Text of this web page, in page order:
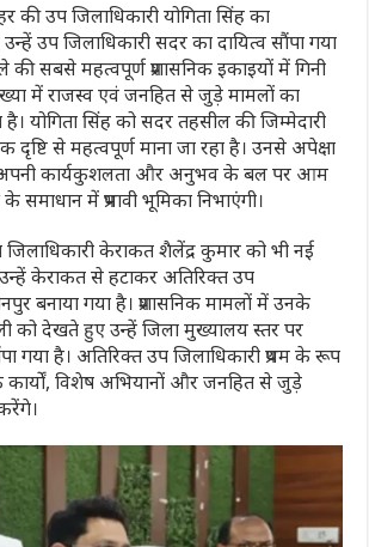
की उप जिलाधिकारी योगिता सिंह का
उप जिलाधिकारी सदर का दायित्व सौंपा गया
सबसे महत्वपूर्ण प्रशासनिक इकाइयों में गिनी
में राजस्व एवं जनहित से जुड़े मामलों का
है। योगिता सिंह को सदर तहसील की जिम्मेदारी
दृष्टि से महत्वपूर्ण माना जा रहा है। उनसे अपेक्षा
अपनी कार्यकुशलता और अनुभव के बल पर आम
में प्रभावी भूमिका निभाएंगी।
केराकत शैलेंद्र कुमार को भी नई
उन्हें केराकत से हटाकर अतिरिक्त उप
बनाया गया है। प्रशासनिक मामलों में उनके
को देखते हुए उन्हें जिला मुख्यालय स्तर पर
गया है। अतिरिक्त उप जिलाधिकारी प्रथम के रूप
कार्यों, विशेष अभियानों और जनहित से जुड़े